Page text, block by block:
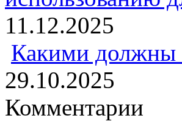
11.12.2025
Какими должны
29.10.2025
Комментарии